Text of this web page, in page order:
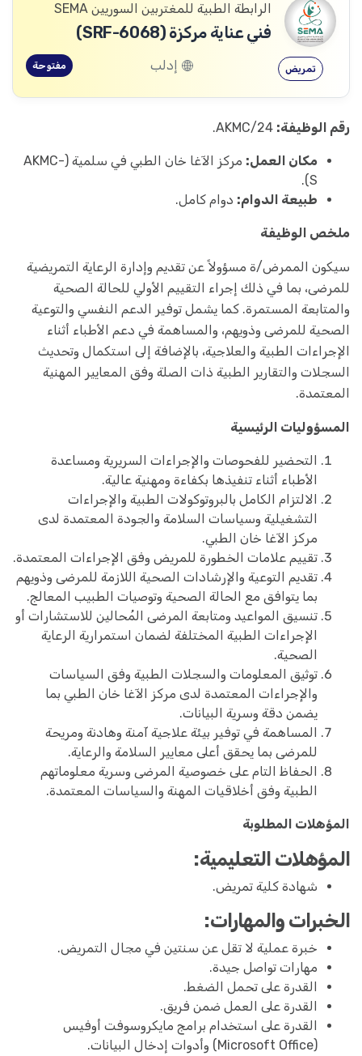
الرابطة الطبية للمغتربين السوريين SEMA
فني عناية مركزة (SRF-6068)
تمريض إدلب مفتوحة
رقم الوظيفة:
مكان العمل:
مركز الآغا خان الطبي في سلمية (AKMC-
S).
طبيعة الدوام: دوام كامل.
ملخص الوظيفة
سيكون الممرض/ة مسؤولاً عن تقديم وإدارة الرعاية التمريضية
للمرضى، بما في ذلك إجراء التقييم الأولي للحالة الصحية
والمتابعة المستمرة. كما يشمل توفير الدعم النفسي والتوعية
الصحية للمرضى وذويهم، والمساهمة في دعم الأطباء أثناء
الإجراءات الطبية والعلاجية، بالإضافة إلى استكمال وتحديث
السجلات والتقارير الطبية ذات الصلة وفق المعايير المهنية
المعتمدة.
المسؤوليات الرئيسية
التحضير للفحوصات والإجراءات السريرية ومساعدة
الأطباء أثناء تنفيذها بكفاءة ومهنية عالية.
الالتزام الكامل بالبروتوكولات الطبية والإجراءات
التشغيلية وسياسات السلامة والجودة المعتمدة لدى
مركز الآغا خان الطبي.
تقييم علامات الخطورة للمريض وفق الإجراءات المعتمدة.
تقديم التوعية والإرشادات الصحية اللازمة للمرضى وذويهم
بما يتوافق مع الحالة الصحية وتوصيات الطبيب المعالج.
تنسيق المواعيد ومتابعة المرضى المُحالين للاستشارات أو
الإجراءات الطبية المختلفة لضمان استمرارية الرعاية
الصحية.
توثيق المعلومات والسجلات الطبية وفق السياسات
والإجراءات المعتمدة لدى مركز الآغا خان الطبي بما
يضمن دقة وسرية البيانات.
المساهمة في توفير بيئة علاجية آمنة وهادنة ومريحة
للمرضى بما يحقق أعلى معايير السلامة والرعاية.
الحفاظ التام على خصوصية المرضى وسرية معلوماتهم
الطبية وفق أخلاقيات المهنة والسياسات المعتمدة.
المؤهلات المطلوبة
المؤهلات التعليمية:
شهادة كلية تمريض.
الخبرات والمهارات:
خبرة عملية لا تقل عن سنتين في مجال التمريض.
مهارات تواصل جيدة.
القدرة على تحمل الضغط.
القدرة على العمل ضمن فريق.
القدرة على استخدام برامج مايكروسوفت أوفيس
(Microsoft Office) وأدوات إدخال البيانات.